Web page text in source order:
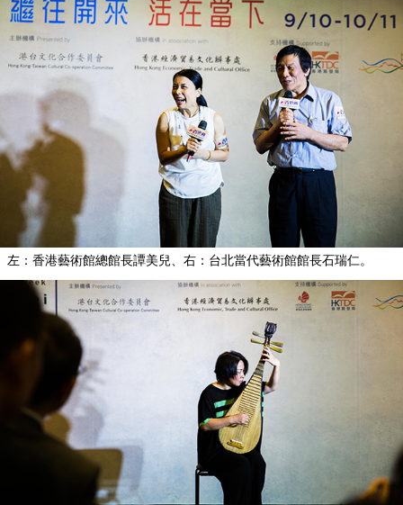
左：香港藝術館總館長譚美兒、右：台北當代藝術館館長石瑞仁。